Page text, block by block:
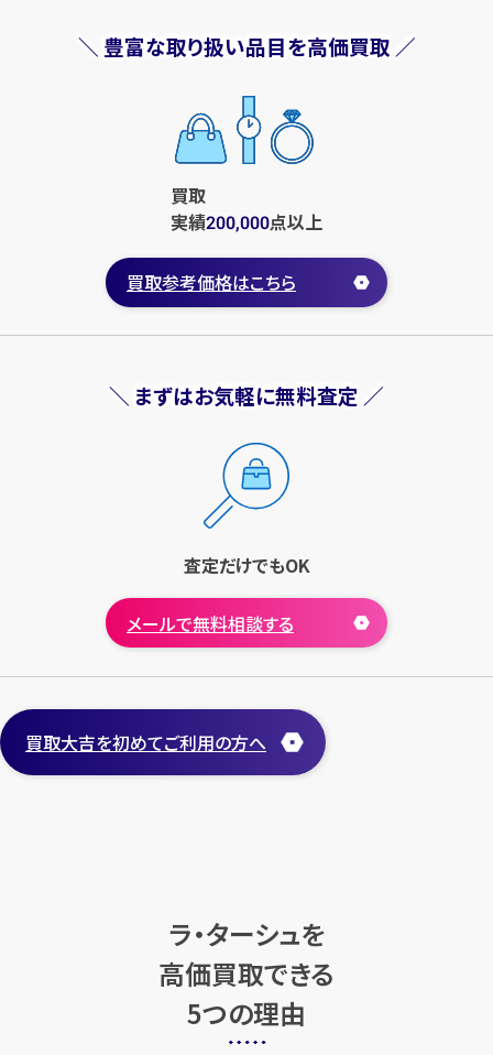
＼ 豊富な取り扱い品目を高価買取 ／
買取
実績200,000点以上
買取参考価格はこちら
＼ まずはお気軽に無料査定 ／
査定だけでもOK
メールで無料相談する
買取大吉を初めてご利用の方へ
ラ・ターシュを
高価買取できる
5つの理由